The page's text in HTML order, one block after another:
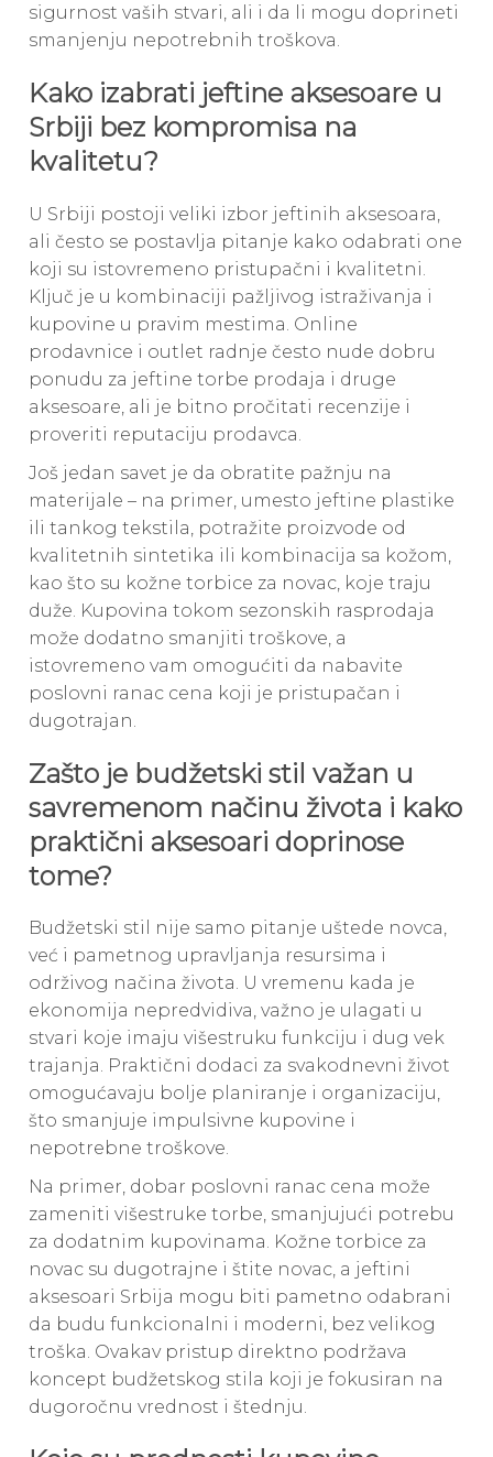
sigurnost vaših stvari, ali i da li mogu doprineti
smanjenju nepotrebnih troškova.
Kako izabrati jeftine aksesoare u
Srbiji bez kompromisa na
kvalitetu?
U Srbiji postoji veliki izbor jeftinih aksesoara,
ali često se postavlja pitanje kako odabrati one
koji su istovremeno pristupačni i kvalitetni.
Ključ je u kombinaciji pažljivog istraživanja i
kupovine u pravim mestima. Online
prodavnice i outlet radnje često nude dobru
ponudu za jeftine torbe prodaja i druge
aksesoare, ali je bitno pročitati recenzije i
proveriti reputaciju prodavca.
Još jedan savet je da obratite pažnju na
materijale – na primer, umesto jeftine plastike
ili tankog tekstila, potražite proizvode od
kvalitetnih sintetika ili kombinacija sa kožom,
kao što su kožne torbice za novac, koje traju
duže. Kupovina tokom sezonskih rasprodaja
može dodatno smanjiti troškove, a
istovremeno vam omogućiti da nabavite
poslovni ranac cena koji je pristupačan i
dugotrajan.
Zašto je budžetski stil važan u
savremenom načinu života i kako
praktični aksesoari doprinose
tome?
Budžetski stil nije samo pitanje uštede novca,
već i pametnog upravljanja resursima i
održivog načina života. U vremenu kada je
ekonomija nepredvidiva, važno je ulagati u
stvari koje imaju višestruku funkciju i dug vek
trajanja. Praktični dodaci za svakodnevni život
omogućavaju bolje planiranje i organizaciju,
što smanjuje impulsivne kupovine i
nepotrebne troškove.
Na primer, dobar poslovni ranac cena može
zameniti višestruke torbe, smanjujući potrebu
za dodatnim kupovinama. Kožne torbice za
novac su dugotrajne i štite novac, a jeftini
aksesoari Srbija mogu biti pametno odabrani
da budu funkcionalni i moderni, bez velikog
troška. Ovakav pristup direktno podržava
koncept budžetskog stila koji je fokusiran na
dugoročnu vrednost i štednju.